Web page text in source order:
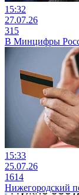
15:32
27.07.26
315
В Минцифры
15:33
25.07.26
1614
Нижегородский